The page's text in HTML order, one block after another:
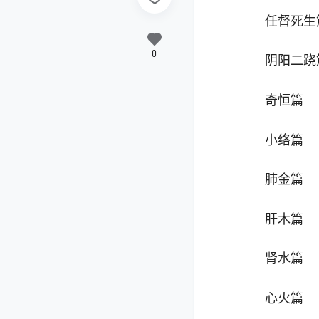
任督死生
阴阳二跷
奇恒篇
小络篇
肺金篇
肝木篇
肾水篇
心火篇
0